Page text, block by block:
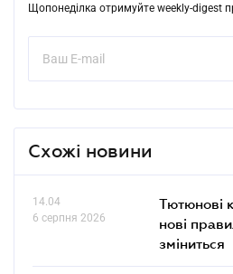
Щопонеділка отримуйте weekly-digest
Схожі новини
14.04
6 серпня 2026
Тютюнові
нові
зміниться